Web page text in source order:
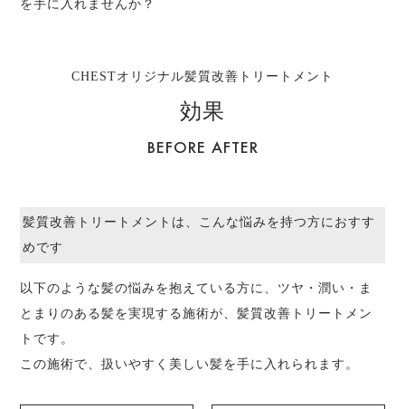
を手に入れませんか？
CHESTオリジナル髪質改善トリートメント
効果
BEFORE AFTER
髪質改善トリートメントは、こんな悩みを持つ方におすす
めです
以下のような髪の悩みを抱えている方に、ツヤ・潤い・ま
とまりのある髪を実現する施術が、髪質改善トリートメン
トです。
この施術で、扱いやすく美しい髪を手に入れられます。